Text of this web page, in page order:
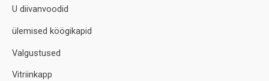
U diivanvoodid
ülemised köögikapid
Valgustused
Vitriinkapp